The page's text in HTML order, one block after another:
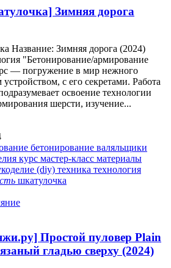
Зимняя дорога
Название: Зимняя дорога (2024)
"Бетонирование/армирование
— погружение в мир нежного
с его секретами. Работа
освоение технологии
шерсти, изучение...
бетонирование валяльщики
курс мастер-класс материалы
(diy) техника технология
шкатулочка
Простой пуловер Plain
гладью сверху (2024)